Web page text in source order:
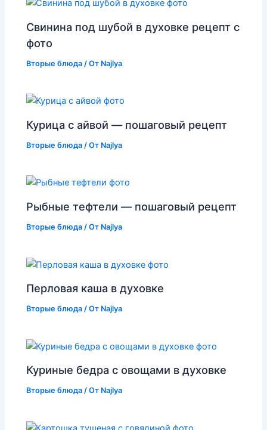
Свинина под шубой в духовке рецепт с
фото
Вторые блюда / От Najlya
Курица с айвой — пошаговый рецепт
Вторые блюда / От Najlya
Рыбные тефтели — пошаговый рецепт
Вторые блюда / От Najlya
Перловая каша в духовке
Вторые блюда / От Najlya
Куриные бедра с овощами в духовке
Вторые блюда / От Najlya